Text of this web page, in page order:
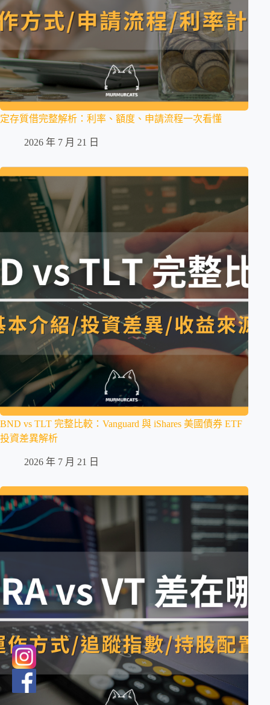
定存質借完整解析：利率、額度、申請流程一次看懂
2026 年 7 月 21 日
BND vs TLT 完整比較：Vanguard 與 iShares 美國債券 ETF
投資差異解析
2026 年 7 月 21 日